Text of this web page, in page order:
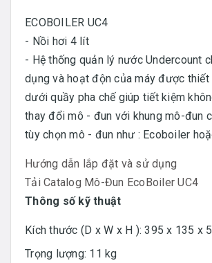
ECOBOILER UC4
- Nồi hơi 4 lít
- Hệ thống quản lý nước Undercount
dụng và hoạt độn của máy được
dưới quầy pha chế giúp tiết kiệm
thay đổi mô - đun với khung mô-đun
tùy chọn mô - đun như : Ecoboiler
Hướng dẫn lắp đặt và sử dụng
Tải Catalog Mô-Đun EcoBoiler UC4
Thông số kỹ thuật
Kích thước (D x W x H ): 395 x 135 x
Trọng lượng: 11 kg